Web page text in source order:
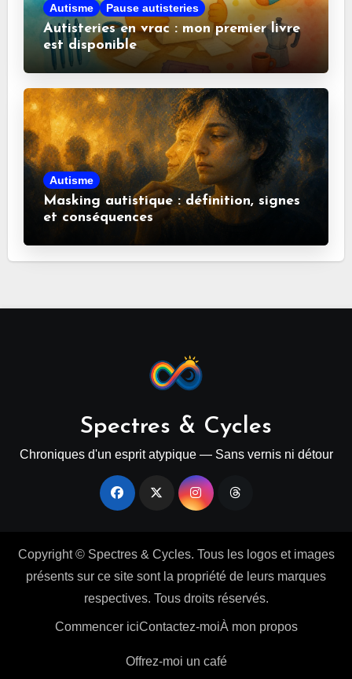
Autisme Pause autisteries
Autisteries en vrac : mon premier livre
est disponible
Autisme
Masking autistique : définition, signes
et conséquences
Spectres & Cycles
Chroniques d'un esprit atypique — Sans vernis ni détour
Copyright © Spectres & Cycles. Tous les logos et images
présents sur ce site sont la propriété de leurs marques
respectives. Tous droits réservés.
Commencer iciContactez-moiÀ mon propos
Offrez-moi un café